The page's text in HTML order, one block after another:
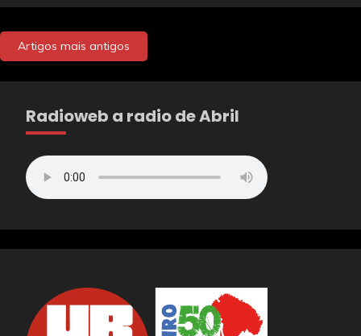
Navegação
artigos
Artigos mais antigos
Radioweb a radio de Abril